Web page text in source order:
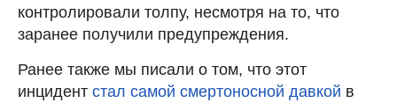
контролировали толпу, несмотря на то, что
заранее получили предупреждения.
Ранее также мы писали о том, что этот
инцидент стал самой смертоносной давкой в